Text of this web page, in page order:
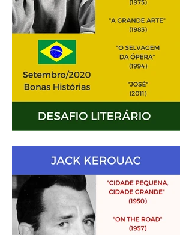
Análise Literária: Rubem
Fonseca